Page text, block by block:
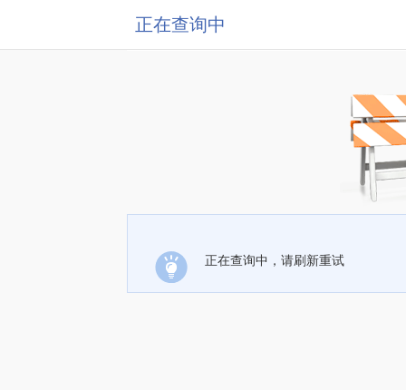
正在查询中
正在查询中，请刷新重试